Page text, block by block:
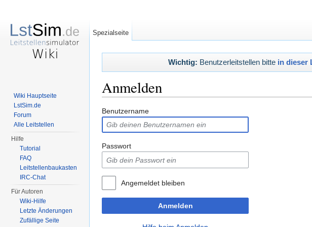
Wichtig: Benutzerleitstellen bitte in dieser
Anmelden
Benutzername
Passwort
Angemeldet bleiben
Anmelden
Spezialseite
Wiki Hauptseite
LstSim.de
Forum
Alle Leitstellen
Hilfe
Tutorial
FAQ
Leitstellenbaukasten
IRC-Chat
Für Autoren
Wiki-Hilfe
Letzte Änderungen
Zufällige Seite